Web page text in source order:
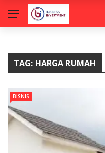
TAG: HARGA RUMAH
BISNIS